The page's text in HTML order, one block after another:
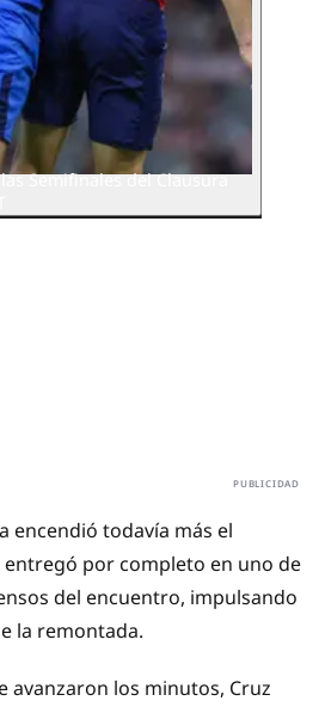
Semifinales del Clausura
encendió todavía más el
entregó por completo en uno de
del encuentro, impulsando
la remontada.
avanzaron los minutos, Cruz